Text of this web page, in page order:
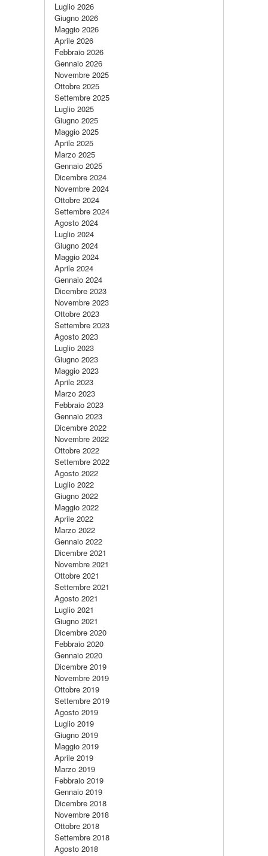
Luglio 2026
Giugno 2026
Maggio 2026
Aprile 2026
Febbraio 2026
Gennaio 2026
Novembre 2025
Ottobre 2025
Settembre 2025
Luglio 2025
Giugno 2025
Maggio 2025
Aprile 2025
Marzo 2025
Gennaio 2025
Dicembre 2024
Novembre 2024
Ottobre 2024
Settembre 2024
Agosto 2024
Luglio 2024
Giugno 2024
Maggio 2024
Aprile 2024
Gennaio 2024
Dicembre 2023
Novembre 2023
Ottobre 2023
Settembre 2023
Agosto 2023
Luglio 2023
Giugno 2023
Maggio 2023
Aprile 2023
Marzo 2023
Febbraio 2023
Gennaio 2023
Dicembre 2022
Novembre 2022
Ottobre 2022
Settembre 2022
Agosto 2022
Luglio 2022
Giugno 2022
Maggio 2022
Aprile 2022
Marzo 2022
Gennaio 2022
Dicembre 2021
Novembre 2021
Ottobre 2021
Settembre 2021
Agosto 2021
Luglio 2021
Giugno 2021
Dicembre 2020
Febbraio 2020
Gennaio 2020
Dicembre 2019
Novembre 2019
Ottobre 2019
Settembre 2019
Agosto 2019
Luglio 2019
Giugno 2019
Maggio 2019
Aprile 2019
Marzo 2019
Febbraio 2019
Gennaio 2019
Dicembre 2018
Novembre 2018
Ottobre 2018
Settembre 2018
Agosto 2018